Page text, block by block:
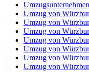
Umzug von
Umzug von
Umzug von
Umzug von
Umzug von
Umzug von
Umzug von